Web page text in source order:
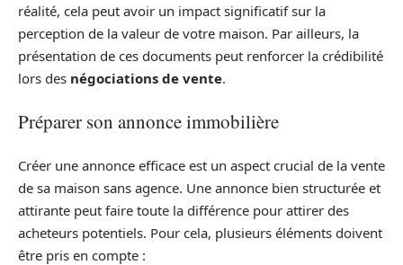
réalité, cela peut avoir un impact significatif sur la
perception de la valeur de votre maison. Par ailleurs, la
présentation de ces documents peut renforcer la crédibilité
lors des négociations de vente.
Préparer son annonce immobilière
Créer une annonce efficace est un aspect crucial de la vente
de sa maison sans agence. Une annonce bien structurée et
attirante peut faire toute la différence pour attirer des
acheteurs potentiels. Pour cela, plusieurs éléments doivent
être pris en compte :